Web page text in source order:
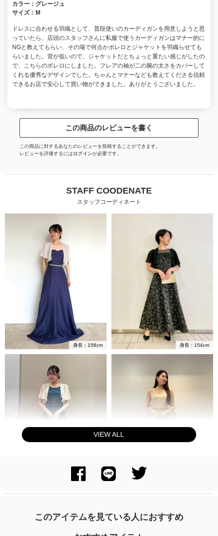
カラー： グレージュ
サイズ： M
ドレスに合わせる羽織として、普段使いのカーディガンを用意しようと思
っていたら、店頭のスタッフさんに私服で使うカーディガンはマナー的に
NGと教えてもらい、その場で何点かボレロとジャケットを羽織らせても
らいました。背が低いので、ジャケットだとちょっと重たい感じがしたの
で、こちらのボレロにしました。フレアの袖が二の腕の太さをカバーして
くれる優秀なデザインでした。ちゃんとマナーなども教えてくださる信頼
できるお店で安心して買い物ができました。ありがとうございました。
この商品のレビューを書く
この商品に対するあなたのレビューを投稿することができます。
レビューを評価するには ログインが必要です。
STAFF COODENATE
スタッフコーディネート
身長：158cm 身長：154cm
VIEW ALL
このアイテムを見ている人におすすめ